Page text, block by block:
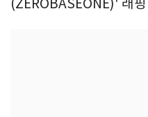
(ZEROBASEONE)' 래